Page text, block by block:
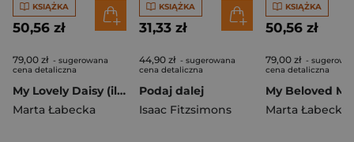
KSIĄŻKA
50,56 zł
79,00 zł - sugerowana
cena detaliczna
My Lovely Daisy (ilustrowane brzegi)
Marta Łabecka
KSIĄŻKA
31,33 zł
44,90 zł - sugerowana
cena detaliczna
Podaj dalej
Isaac Fitzsimons
KSIĄŻKA
50,56 zł
79,00 zł -
cena detaliczna
Marta Łabecka